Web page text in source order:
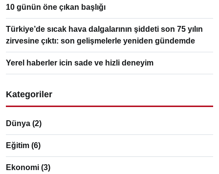
10 günün öne çıkan başlığı
Türkiye’de sıcak hava dalgalarının şiddeti son 75 yılın
zirvesine çıktı: son gelişmelerle yeniden gündemde
Yerel haberler icin sade ve hizli deneyim
Kategoriler
Dünya (2)
Eğitim (6)
Ekonomi (3)